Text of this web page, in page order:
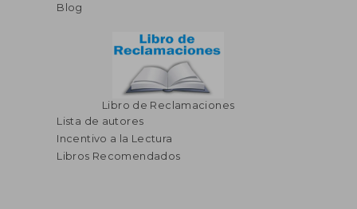
Blog
Libro de Reclamaciones
Lista de autores
Incentivo a la Lectura
Libros Recomendados